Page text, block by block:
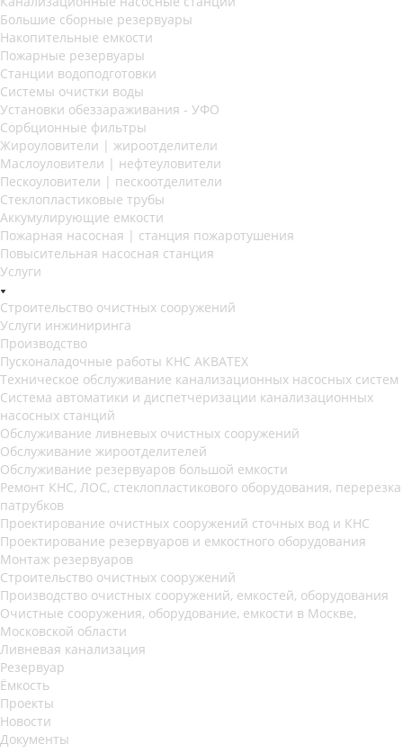
Большие сборные резервуары
Накопительные емкости
Пожарные резервуары
Станции водоподготовки
Системы очистки воды
Установки обеззараживания - УФО
Сорбционные фильтры
Жироуловители | жироотделители
Маслоуловители | нефтеуловители
Пескоуловители | пескоотделители
Стеклопластиковые трубы
Аккумулирующие емкости
Пожарная насосная | станция пожаротушения
Повысительная насосная станция
Услуги
Строительство очистных сооружений
Услуги инжиниринга
Производство
Пусконаладочные работы КНС АКВАТЕХ
Техническое обслуживание канализационных насосных систем
Система автоматики и диспетчеризации канализационных
насосных станций
Обслуживание ливневых очистных сооружений
Обслуживание жироотделителей
Обслуживание резервуаров большой емкости
Ремонт КНС, ЛОС, стеклопластикового оборудования, перерезка
патрубков
Проектирование очистных сооружений сточных вод и КНС
Проектирование резервуаров и емкостного оборудования
Монтаж резервуаров
Строительство очистных сооружений
Производство очистных сооружений, емкостей, оборудования
Очистные сооружения, оборудование, емкости в Москве,
Московской области
Ливневая канализация
Резервуар
Ёмкость
Проекты
Новости
Документы